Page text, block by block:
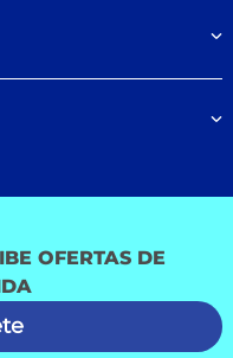
OFERTAS DE